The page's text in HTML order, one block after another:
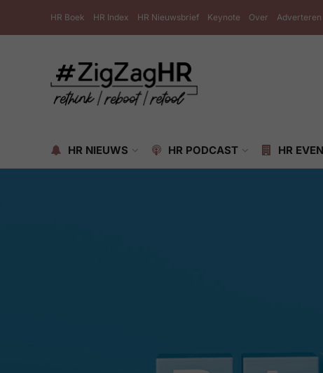
HR Boek HR Index HR Nieuwsbrief Keynote Over Adverteren
HR NIEUWS HR PODCAST HR